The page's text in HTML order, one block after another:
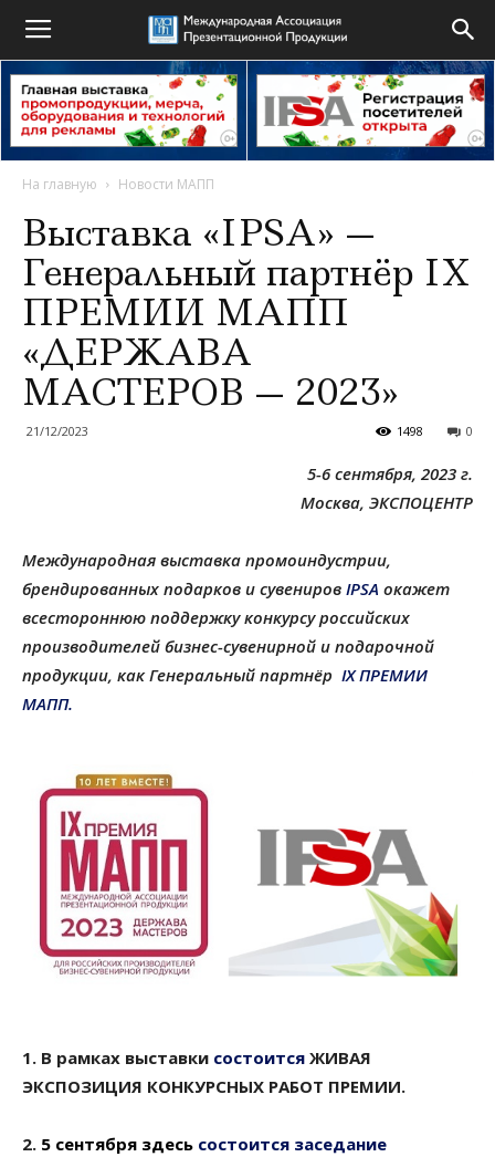
На главную Новости МАПП
Выставка «IPSA» —
Генеральный партнёр IX
ПРЕМИИ МАПП
«ДЕРЖАВА
МАСТЕРОВ — 2023»
21/12/2023 0
1498
5-6 сентября, 2023 г.
Москва, ЭКСПОЦЕНТР
Международная выставка промоиндустрии,
брендированных подарков и сувениров IPSA окажет
всестороннюю поддержку конкурсу российских
производителей бизнес-сувенирной и подарочной
продукции, как Генеральный партнёр IX ПРЕМИИ
МАПП.
1. В рамках выставки состоится ЖИВАЯ
ЭКСПОЗИЦИЯ КОНКУРСНЫХ РАБОТ ПРЕМИИ.
2. 5 сентября здесь состоится заседание